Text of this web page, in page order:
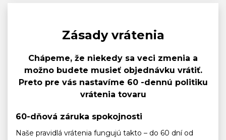
Zásady vrátenia
Chápeme, že niekedy sa veci zmenia a
možno budete musieť objednávku vrátiť.
Preto pre vás nastavíme 60 -dennú politiku
vrátenia tovaru
60-dňová záruka spokojnosti
Naše pravidlá vrátenia fungujú takto – do 60 dní od